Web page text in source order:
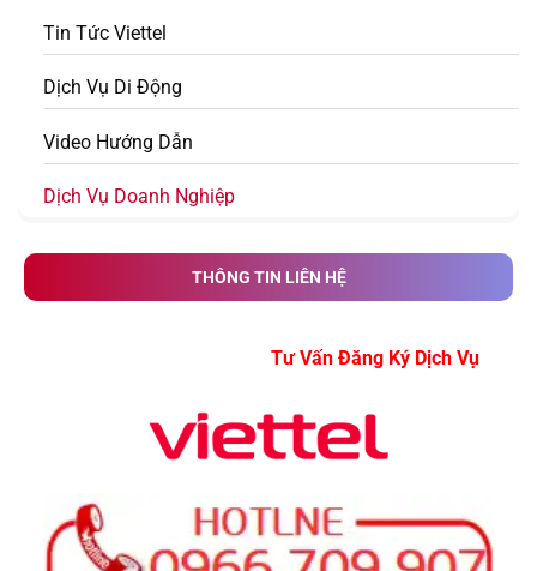
Tin Tức Viettel
Dịch Vụ Di Động
Video Hướng Dẫn
Dịch Vụ Doanh Nghiệp
THÔNG TIN LIÊN HỆ
Tư Vấn Đăng Ký Dịch Vụ